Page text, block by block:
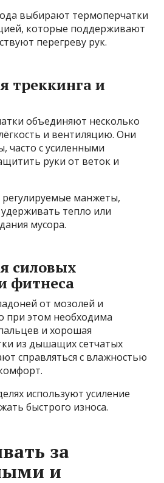
выбирают термоперчатки
которые поддерживают
перегреву рук.
треккинга и
объединяют несколько
и вентиляцию. Они
часто с усиленными
руки от веток и
манжеты,
тепло или
мусора.
силовых
фитнеса
от мозолей и
при этом необходима
и хорошая
из дышащих сетчатых
справляться с влажностью
используют усиление
быстрого износа.
за
и